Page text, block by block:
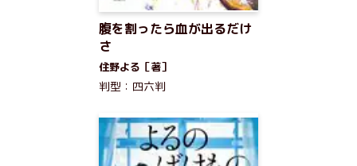
腹を割ったら血が出るだけ
さ
住野よる［著］
判型：四六判